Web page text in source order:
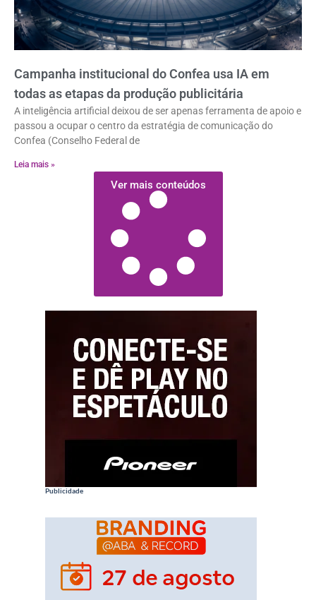
Campanha institucional do Confea usa IA em
todas as etapas da produção publicitária
A inteligência artificial deixou de ser apenas ferramenta de apoio e
passou a ocupar o centro da estratégia de comunicação do
Confea (Conselho Federal de
Leia mais »
Ver mais conteúdos
Publicidade